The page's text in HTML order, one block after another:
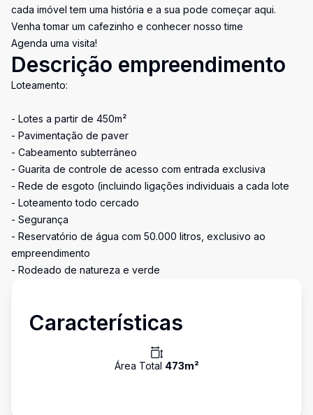
cada imóvel tem uma história e a sua pode começar aqui.
Venha tomar um cafezinho e conhecer nosso time
Agenda uma visita!
Descrição empreendimento
Loteamento:
- Lotes a partir de 450m²
- Pavimentação de paver
- Cabeamento subterrâneo
- Guarita de controle de acesso com entrada exclusiva
- Rede de esgoto (incluindo ligações individuais a cada lote
- Loteamento todo cercado
- Segurança
- Reservatório de água com 50.000 litros, exclusivo ao
empreendimento
- Rodeado de natureza e verde
Características
Área Total 473m²